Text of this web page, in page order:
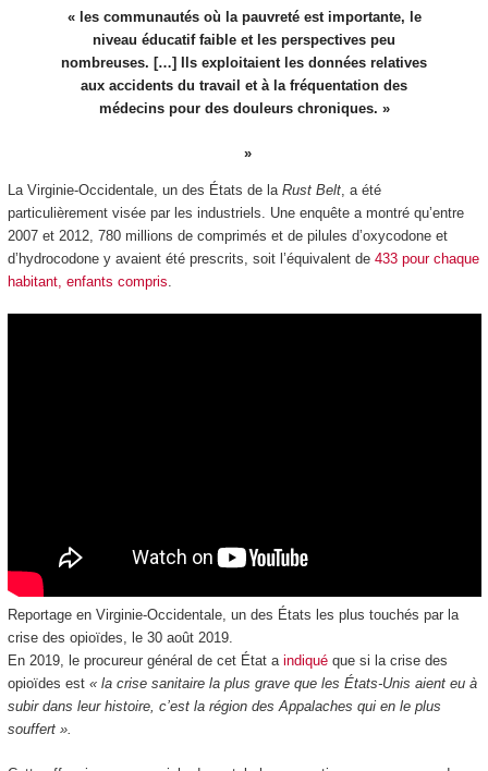
« les communautés où la pauvreté est importante, le
niveau éducatif faible et les perspectives peu
nombreuses. […] Ils exploitaient les données relatives
aux accidents du travail et à la fréquentation des
médecins pour des douleurs chroniques. »
La Virginie-Occidentale, un des États de la Rust Belt, a été
particulièrement visée par les industriels. Une enquête a montré qu’entre
2007 et 2012, 780 millions de comprimés et de pilules d’oxycodone et
d’hydrocodone y avaient été prescrits, soit l’équivalent de 433 pour chaque
habitant, enfants compris
Reportage en Virginie-Occidentale, un des États les plus touchés par la
crise des opioïdes, le 30 août 2019.
En 2019, le procureur général de cet État a indiquéque si la crise des
opioïdes est « la crise sanitaire la plus grave que les États-Unis aient eu à
subir dans leur histoire, c’est la région des Appalaches qui en le plus
souffert ».